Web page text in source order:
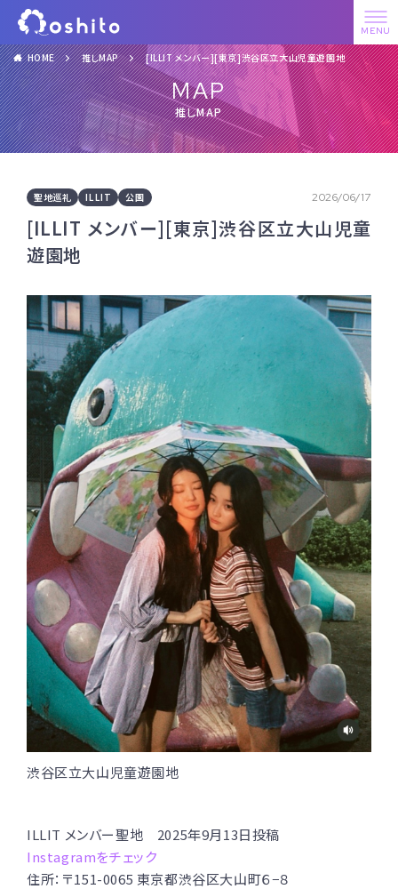
HOME 推しMAP [ILLIT メンバー][東京]渋谷区立大山児童遊園地
MAP
推しMAP
聖地巡礼 ILLIT 公園 2026/06/17
[ILLIT メンバー][東京]渋谷区立大山児童
遊園地
渋谷区立大山児童遊園地
ILLIT メンバー聖地 2025年9月13日投稿
Instagramをチェック
住所：〒151-0065 東京都渋谷区大山町６−８